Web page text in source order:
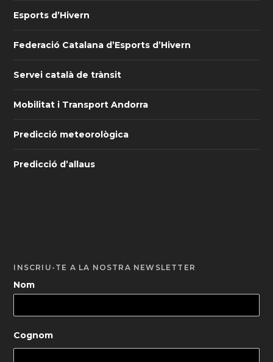
Esports d’Hivern
Federació Catalana d’Esports d’Hivern
Servei català de trànsit
Mobilitat i Transport Andorra
Predicció meteorològica
Predicció d’allaus
INSCRIU-TE A LA NOSTRA NEWSLETTER
Nom
Cognom